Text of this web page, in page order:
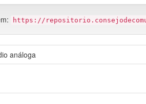
https://
análoga